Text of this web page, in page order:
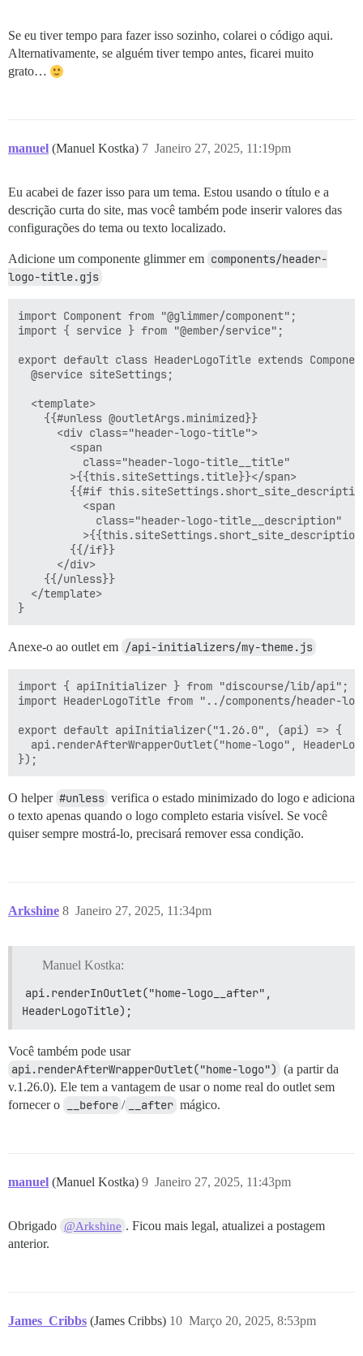
Se eu tiver tempo para fazer isso sozinho, colarei o código aqui.
Alternativamente, se alguém tiver tempo antes, ficarei muito
grato…
manuel (Manuel Kostka) Janeiro 27, 2025, 11:19pm
7
Eu acabei de fazer isso para um tema. Estou usando o título e a
descrição curta do site, mas você também pode inserir valores das
configurações do tema ou texto localizado.
Adicione um componente glimmer em components/header-
logo-title.gjs
import Component from "@glimmer/component";
import { service } from "@ember/service";
export default class HeaderLogoTitle extends
  @service siteSettings;
  <template>
    {{#unless @outletArgs.minimized}}
      <div class="header-logo-title">
        <span
          class="header-logo-title__title"
        >{{this.siteSettings.title}}</span>
{{#if
          <span
            class="header-logo-title__description"
        {{/if}}
      </div>
    {{/unless}}
  </template>
Anexe-o ao outlet em /api-initializers/my-theme.js
import { apiInitializer } from "discourse/lib/api";
import HeaderLogoTitle from "../components/header-
export default apiInitializer("1.26.0", (api) => {
api.renderAfterWrapperOutlet("home-logo",
O helper #unless verifica o estado minimizado do logo e adiciona
o texto apenas quando o logo completo estaria visível. Se você
quiser sempre mostrá-lo, precisará remover essa condição.
Arkshine Janeiro 27, 2025, 11:34pm
8
Manuel Kostka:
api.renderInOutlet("home-logo__after",
HeaderLogoTitle);
Você também pode usar
api.renderAfterWrapperOutlet("home-logo") (a partir da
v.1.26.0). Ele tem a vantagem de usar o nome real do outlet sem
fornecer o
__before / __after mágico.
manuel (Manuel Kostka) Janeiro 27, 2025, 11:43pm
9
Obrigado @Arkshine . Ficou mais legal, atualizei a postagem
anterior.
James_Cribbs (James Cribbs) Março 20, 2025, 8:53pm
10